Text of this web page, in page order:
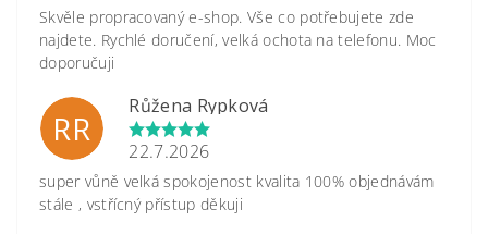
Skvěle propracovaný e-shop. Vše co potřebujete zde
najdete. Rychlé doručení, velká ochota na telefonu. Moc
doporučuji
RR
Růžena Rypková
22.7.2026
super vůně velká spokojenost kvalita 100% objednávám
stále , vstřícný přístup děkuji